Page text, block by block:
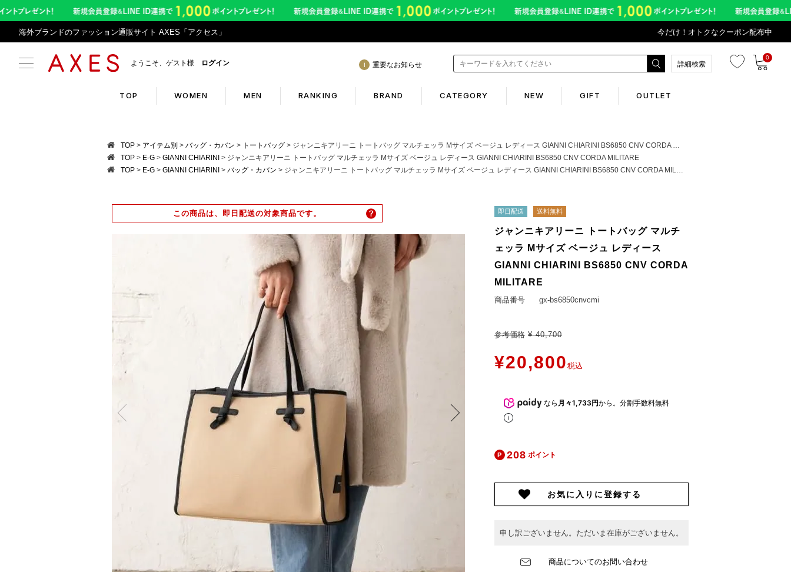
海外ブランドのファッション通販サイト AXES「アクセス」 今だけ！オトクなクーポン配布中
ようこそ、ゲスト様 ログイン 重要なお知らせ 詳細検索
0
TOP WOMEN MEN RANKING BRAND CATEGORY NEW GIFT OUTLET
こだわり条件から探す
Information
アプリサービス終了のお知らせ
返品サービス内容変更のお知らせ
悪質サイトへのご注意
Members Service
マイページ
ログイン
会員登録
会員ランクについて
お気に入り
閲覧履歴
Shopping guide
お客様のレビュー
ご利用ガイド
Corporate
abox
TOP アイテム別 バッグ・カバン トートバッグ
ジャンニキアリーニ トートバッグ マルチェッラ Mサイズ ベージュ レディース GIANNI CHIARINI BS6850 CNV CORDA MILITARE
TOP
E-G GIANNI CHIARINI
ジャンニキアリーニ トートバッグ マルチェッラ Mサイズ ベージュ レディース GIANNI CHIARINI BS6850 CNV CORDA MILITARE
TOP
E-G GIANNI CHIARINI バッグ・カバン ジャンニキアリーニ トートバッグ マルチェッラ Mサイズ ベージュ レディース GIANNI CHIARINI BS6850 CNV CORDA MILITARE
この商品は、即日配送の対象商品です。 即日配送 送料無料
ジャンニキアリーニ トートバッグ マルチ
ェッラ Mサイズ ベージュ レディース
GIANNI CHIARINI BS6850 CNV CORDA
MILITARE
商品番号 gx-bs6850cnvcmi
参考価格 ¥ 40,700
¥20,800 税込
なら 月々1,733円から。分割手数料無料
208 ポイント
お気に入りに登録する
申し訳ございません。ただいま在庫がございません。
商品についてのお問い合わせ